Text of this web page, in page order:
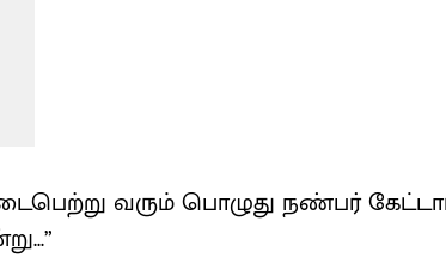
வரும் பொழுது நண்பர்